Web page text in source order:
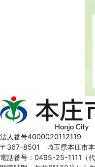
本
庄
Honjo
City
法人番号4000020112119
〒367-8501 埼玉県本庄市
電話番号：0495-25-1111（代